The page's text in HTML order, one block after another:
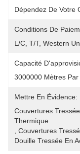
Dépendez De Votre
Conditions De
L/C, T/T, Western
Capacité
3000000 Mètres Par
Mettre En Évidence:
Couvertures
Thermique
Couvertures
Douille Tressée En